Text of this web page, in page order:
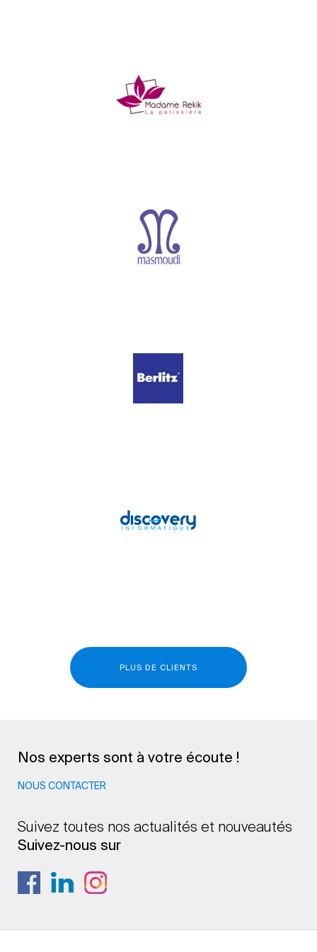
PLUS DE CLIENTS
Nos experts sont à votre écoute !
NOUS CONTACTER
Suivez toutes nos actualités et nouveautés
Suivez-nous sur